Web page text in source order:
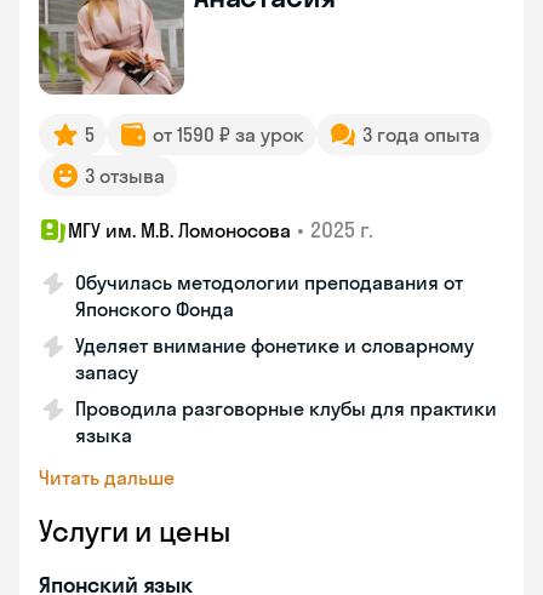
5 от 1590 ₽ за урок
3 года опыта
3 отзыва
МГУ им. М.В. Ломоносова • 2025 г.
Обучилась методологии преподавания от
Японского Фонда
Уделяет внимание фонетике и словарному
запасу
Проводила разговорные клубы для практики
языка
Читать дальше
Услуги и цены
Японский язык